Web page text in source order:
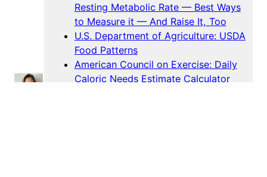
Resting Metabolic Rate — Best Ways
to Measure it — And Raise It, Too
U.S. Department of Agriculture: USDA
Food Patterns
American Council on Exercise: Daily
Caloric Needs Estimate Calculator